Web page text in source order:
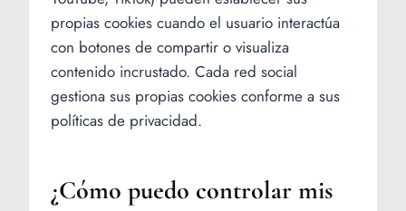
propias cookies cuando el usuario interactúa
con botones de compartir o visualiza
contenido incrustado. Cada red social
gestiona sus propias cookies conforme a sus
políticas de privacidad.
¿Cómo puedo controlar mis